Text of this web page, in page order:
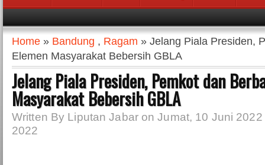
Headlines News :
Home » Bandung , Ragam » Jelang Piala Presiden,
Elemen Masyarakat Bebersih GBLA
Jelang Piala Presiden, Pemkot dan
Masyarakat Bebersih GBLA
Written By Liputan Jabar on Jumat, 10 Juni
2022